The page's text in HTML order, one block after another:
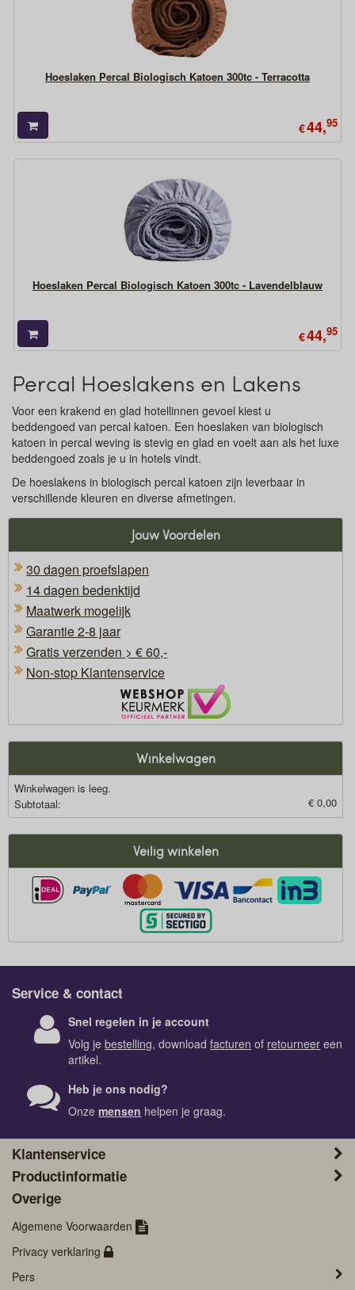
Hoeslaken Percal Biologisch Katoen 300tc - Terracotta
€44,95
Hoeslaken Percal Biologisch Katoen 300tc - Lavendelblauw
€44,95
Percal Hoeslakens en Lakens
Voor een krakend en glad hotellinnen gevoel kiest u
beddengoed van percal katoen. Een hoeslaken van biologisch
katoen in percal weving is stevig en glad en voelt aan als het luxe
beddengoed zoals je u in hotels vindt.
De hoeslakens in biologisch percal katoen zijn leverbaar in
verschillende kleuren en diverse afmetingen.
Jouw Voordelen
30 dagen proefslapen
14 dagen bedenktijd
Maatwerk mogelijk
Garantie 2-8 jaar
Gratis verzenden > € 60,-
Non-stop Klantenservice
Winkelwagen
Winkelwagen is leeg.
Subtotaal:
€ 0,00
Veilig winkelen
Service & contact
Snel regelen in je account
Volg jebestelling, downloadfacturen of retourneer een
artikel.
Heb je ons nodig?
Onzemensen helpen je graag.
Klantenservice
Productinformatie
Overige
Algemene Voorwaarden
Privacy verklaring
Pers